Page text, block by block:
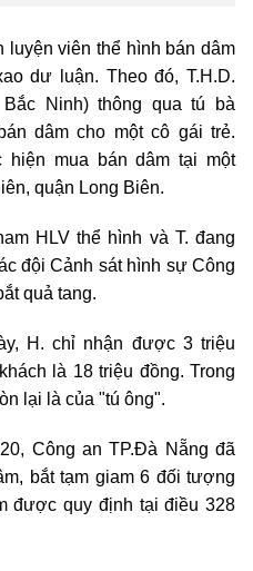
luyện viên thể hình bán dâm
dư luận. Theo đó, T.H.D.
Ninh) thông qua tú bà
dâm cho một cô gái trẻ.
mua bán dâm tại một
quận Long Biên.
HLV thể hình và T. đang
đội Cảnh sát hình sự Công
quả tang.
H. chỉ nhận được 3 triệu
là 18 triệu đồng. Trong
lại là của "tú ông".
Công an TP.Đà Nẵng đã
bắt tạm giam 6 đối tượng
được quy định tại điều 328